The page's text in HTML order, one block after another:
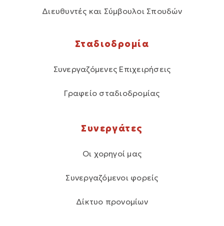
Διευθυντές και Σύμβουλοι Σπουδών
Σταδιοδρομία
Συνεργαζόμενες Επιχειρήσεις
Γραφείο σταδιοδρομίας
Συνεργάτες
Οι χορηγοί μας
Συνεργαζόμενοι φορείς
Δίκτυο προνομίων